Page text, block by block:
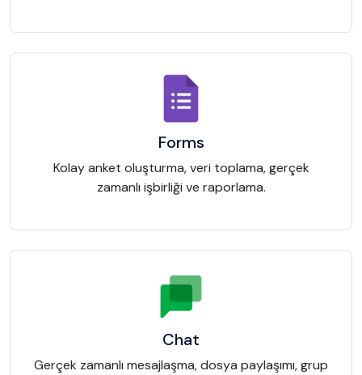
Forms
Kolay anket oluşturma, veri toplama, gerçek
zamanlı işbirliği ve raporlama.
Chat
Gerçek zamanlı mesajlaşma, dosya paylaşımı, grup